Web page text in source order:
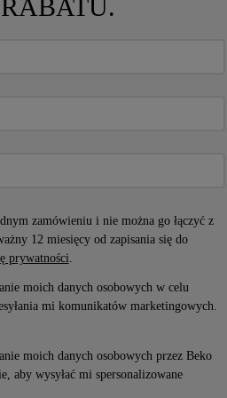
- W8I HP42 L
4.7(42)
zamówieniu i nie można go łączyć z
12 miesięcy od zapisania się do
prywatności.
moich danych osobowych w celu
mi komunikatów marketingowych.
moich danych osobowych przez Beko
aby wysyłać mi spersonalizowane